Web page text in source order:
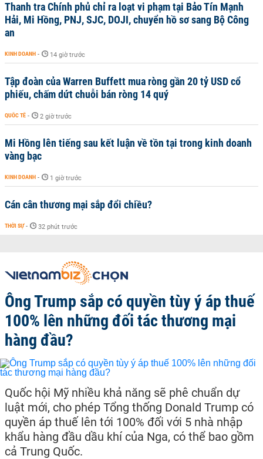
Thanh tra Chính phủ chỉ ra loạt vi phạm tại Bảo Tín Mạnh
Hải, Mi Hồng, PNJ, SJC, DOJI, chuyển hồ sơ sang Bộ Công
an
KINH DOANH - 14 giờ trước
Tập đoàn của Warren Buffett mua ròng gần 20 tỷ USD cổ
phiếu, chấm dứt chuỗi bán ròng 14 quý
QUỐC TẾ - 2 giờ trước
Mi Hồng lên tiếng sau kết luận về tồn tại trong kinh doanh
vàng bạc
KINH DOANH - 1 giờ trước
Cán cân thương mại sắp đổi chiều?
THỜI SỰ - 32 phút trước
Ông Trump sắp có quyền tùy ý áp thuế
100% lên những đối tác thương mại
hàng đầu?
Quốc hội Mỹ nhiều khả năng sẽ phê chuẩn dự
luật mới, cho phép Tổng thống Donald Trump có
quyền áp thuế lên tới 100% đối với 5 nhà nhập
khẩu hàng đầu dầu khí của Nga, có thể bao gồm
cả Trung Quốc.